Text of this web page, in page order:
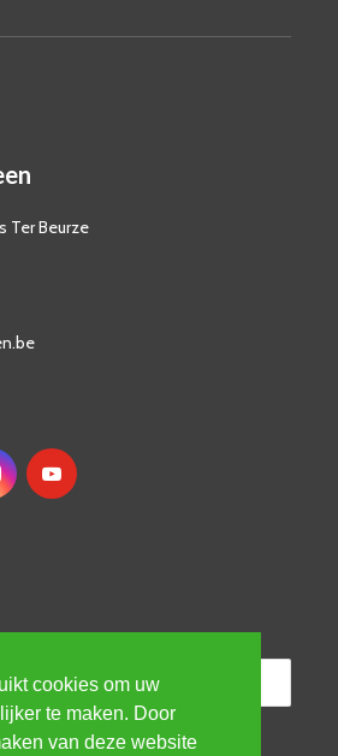
cookies om uw
te maken. Door
van deze website
Ter Beurze